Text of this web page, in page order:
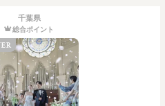
千葉県
総合ポイント